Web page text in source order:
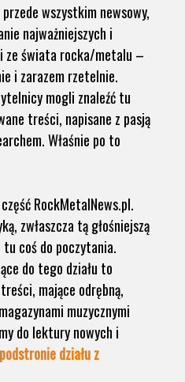
wszystkim newsowy,
najważniejszych i
ze świata rocka/metalu –
i zarazem rzetelnie.
mogli znaleźć tu
treści, napisane z pasją
Właśnie po to
RockMetalNews.pl.
zwłaszcza tą głośniejszą
tu coś do poczytania.
do tego działu to
mające odrębną,
muzycznymi
do lektury nowych i
działu z